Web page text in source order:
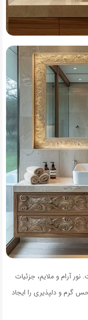
آرام و ملایم، جزئیات
گرم و دلپذیری را ایجاد